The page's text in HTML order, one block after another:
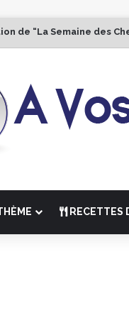
de “La Semaine des
RECETTES